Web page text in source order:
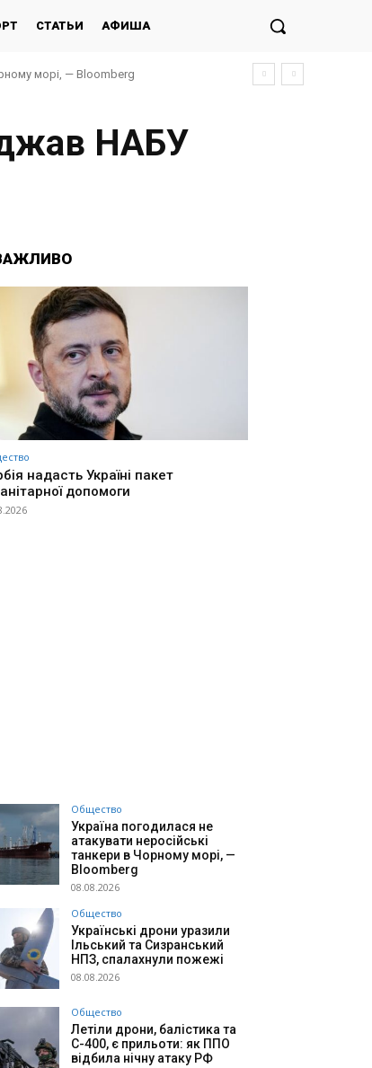
СТАТЬИ АФИША
морі, — Bloomberg
НАБУ
надасть Україні пакет
допомоги
Общество
Україна погодилася не
атакувати неросійські
танкери в Чорному морі, —
Bloomberg
08.08.2026
Общество
Українські дрони уразили
Ільський та Сизранський
НПЗ, спалахнули пожежі
08.08.2026
Общество
Летіли дрони, балістика та
С-400, є прильоти: як ППО
відбила нічну атаку РФ